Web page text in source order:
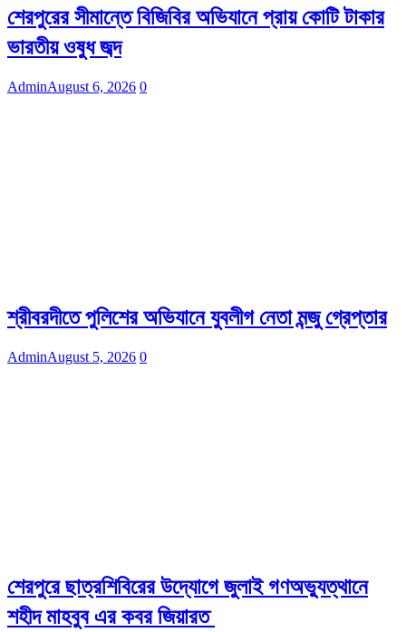
শেরপুরের সীমান্তে বিজিবির অভিযানে প্রায় কোটি টাকার
ভারতীয় ওষুধ জব্দ
AdminAugust 6, 2026 0
শ্রীবরদীতে পুলিশের অভিযানে যুবলীগ নেতা মন্জু গ্রেপ্তার
AdminAugust 5, 2026 0
শেরপুরে ছাত্রশিবিরের উদ্যোগে জুলাই গণঅভ্যুত্থানে
শহীদ মাহবুব এর কবর জিয়ারত